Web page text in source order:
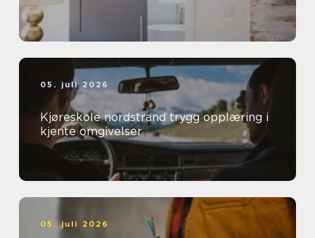
05. juli 2026
Kjøreskole nordstrand trygg opplæring i
kjente omgivelser
05. juli 2026